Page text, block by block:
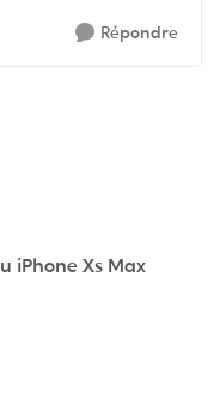
Répondre
iPhone Xs Max